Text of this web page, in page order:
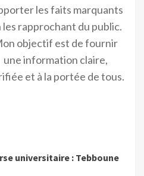
les faits marquants
les rapprochant du public.
objectif est de fournir
une information claire,
et à la portée de tous.
universitaire : Tebboune